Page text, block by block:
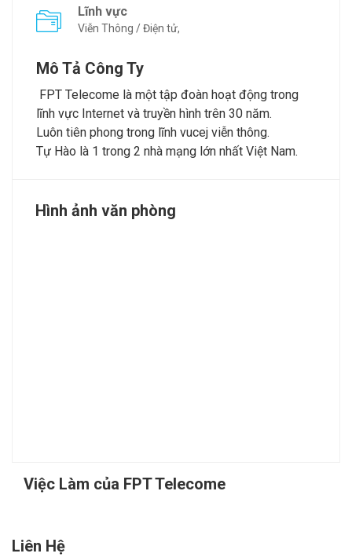
Lĩnh vực
Viễn Thông / Điện tử,
Mô Tả Công Ty
FPT Telecome là một tập đoàn hoạt động trong
lĩnh vực Internet và truyền hình trên 30 năm.
Luôn tiên phong trong lĩnh vucej viễn thông.
Tự Hào là 1 trong 2 nhà mạng lớn nhất Việt Nam.
Hình ảnh văn phòng
Việc Làm của FPT Telecome
Liên Hệ